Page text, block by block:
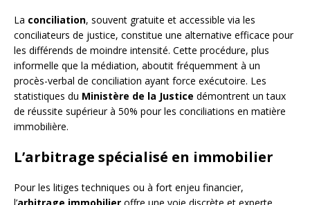
La conciliation, souvent gratuite et accessible via les
conciliateurs de justice, constitue une alternative efficace pour
les différends de moindre intensité. Cette procédure, plus
informelle que la médiation, aboutit fréquemment à un
procès-verbal de conciliation ayant force exécutoire. Les
statistiques du Ministère de la Justice démontrent un taux
de réussite supérieur à 50% pour les conciliations en matière
immobilière.
L’arbitrage spécialisé en immobilier
Pour les litiges techniques ou à fort enjeu financier,